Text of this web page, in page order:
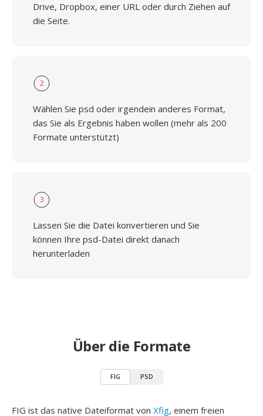
Drive, Dropbox, einer URL oder durch Ziehen auf
die Seite.
2
Wählen Sie psd oder irgendein anderes Format,
das Sie als Ergebnis haben wollen (mehr als 200
Formate unterstützt)
3
Lassen Sie die Datei konvertieren und Sie
können Ihre psd-Datei direkt danach
herunterladen
Über die Formate
FIG PSD
FIG ist das native Dateiformat von Xfig, einem freien